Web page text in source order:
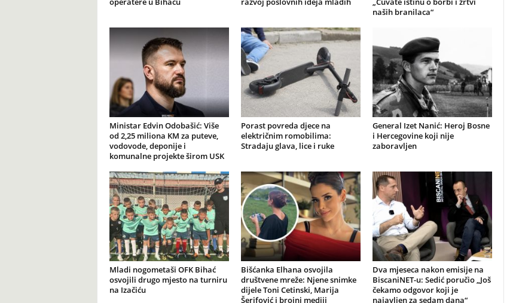
naših branilaca“
Ministar Edvin Odobašić: Više
od 2,25 miliona KM za puteve,
vodovode, deponije i
komunalne projekte širom USK
Porast povreda djece na
električnim romobilima:
Stradaju glava, lice i ruke
General Izet Nanić: Heroj Bosne
i Hercegovine koji nije
zaboravljen
Mladi nogometaši OFK Bihać
osvojili drugo mjesto na turniru
na Izačiću
Bišćanka Elhana osvojila
društvene mreže: Njene snimke
dijele Toni Cetinski, Marija
Šerifović i brojni mediji
Dva mjeseca nakon emisije na
BiscaniNET-u: Sedić poručio „Još
čekamo odgovor koji je
najavljen za sedam dana“